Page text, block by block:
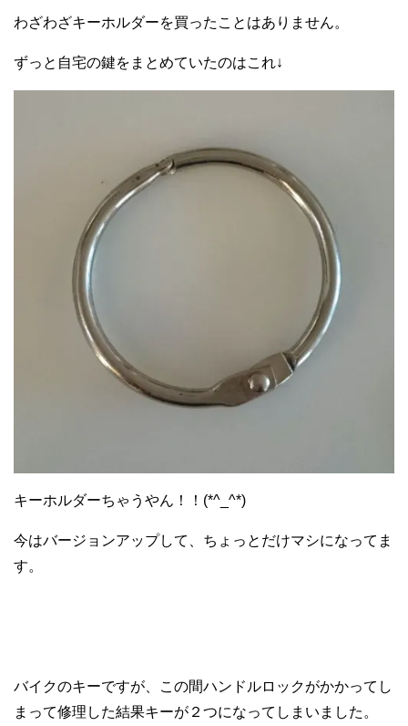
わざわざキーホルダーを買ったことはありません。
ずっと自宅の鍵をまとめていたのはこれ↓
キーホルダーちゃうやん！！(*^_^*)
今はバージョンアップして、ちょっとだけマシになってま
す。
バイクのキーですが、この間ハンドルロックがかかってし
まって修理した結果キーが２つになってしまいました。